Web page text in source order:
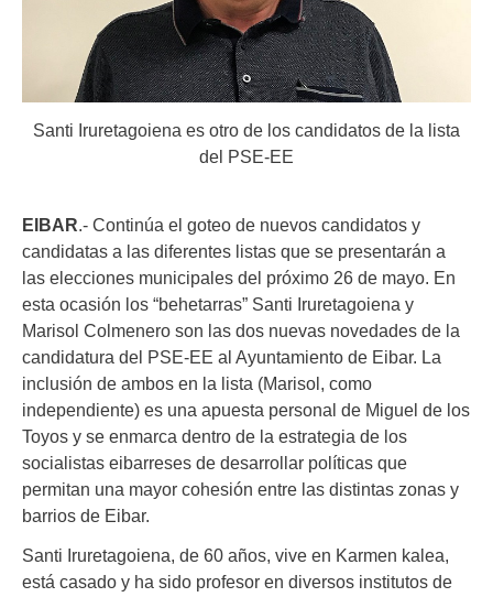
Santi Iruretagoiena es otro de los candidatos de la lista
del PSE-EE
EIBAR.- Continúa el goteo de nuevos candidatos y
candidatas a las diferentes listas que se presentarán a
las elecciones municipales del próximo 26 de mayo. En
esta ocasión los “behetarras” Santi Iruretagoiena y
Marisol Colmenero son las dos nuevas novedades de la
candidatura del PSE-EE al Ayuntamiento de Eibar. La
inclusión de ambos en la lista (Marisol, como
independiente) es una apuesta personal de Miguel de los
Toyos y se enmarca dentro de la estrategia de los
socialistas eibarreses de desarrollar políticas que
permitan una mayor cohesión entre las distintas zonas y
barrios de Eibar.
Santi Iruretagoiena, de 60 años, vive en Karmen kalea,
está casado y ha sido profesor en diversos institutos de